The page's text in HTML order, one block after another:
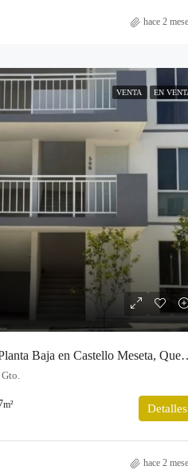
hace 2
VENTA EN
Departamento en Venta
m²
Detalles
hace 2